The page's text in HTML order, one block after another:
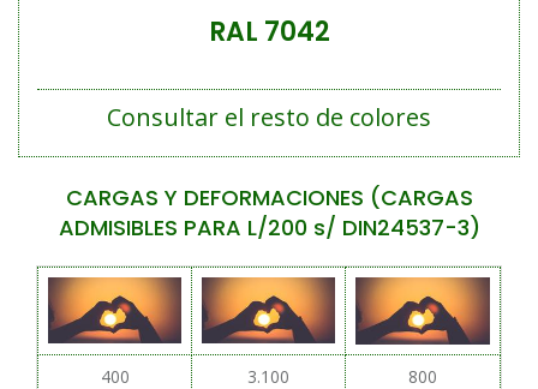
RAL 7042
Consultar el resto de colores
CARGAS Y DEFORMACIONES (CARGAS
ADMISIBLES PARA L/200 s/ DIN24537-3)
400 3.100
800